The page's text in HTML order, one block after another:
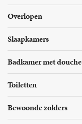
Overlopen
Slaapkamers
Badkamer met douche
Toiletten
Bewoonde zolders